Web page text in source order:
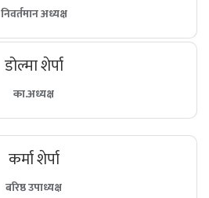
निवर्तमान अध्यक्ष
डोल्मा शेर्पा
का.अध्यक्ष
कर्मा शेर्पा
बरिष्ठ उपाध्यक्ष